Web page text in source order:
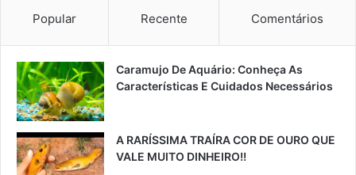
Popular Recente Comentários
Caramujo De Aquário: Conheça As
Características E Cuidados Necessários
A RARÍSSIMA TRAÍRA COR DE OURO QUE
VALE MUITO DINHEIRO!!